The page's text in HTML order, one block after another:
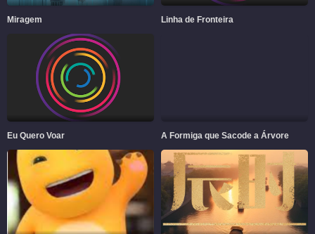
Miragem Linha de Fronteira
Eu Quero Voar A Formiga que Sacode a Árvore